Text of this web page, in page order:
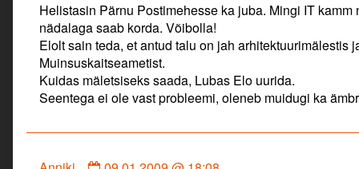
marditalu
published
on
Helistasin Pärnu Postimehesse ka juba. Mingi IT
nädalaga saab korda. Võibolla!
Elolt sain teda, et antud talu on jah arhitektuurimälestis
Muinsuskaitseametist.
Kuidas mäletsiseks saada, Lubas Elo uurida.
Seentega ei ole vast probleemi, oleneb muidugi ka